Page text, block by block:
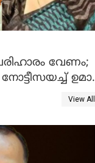
വേണം;
ഉമാ
View All